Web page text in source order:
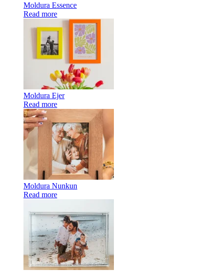
Moldura Essence
Read more
Moldura Ejer
Read more
Moldura Nunkun
Read more